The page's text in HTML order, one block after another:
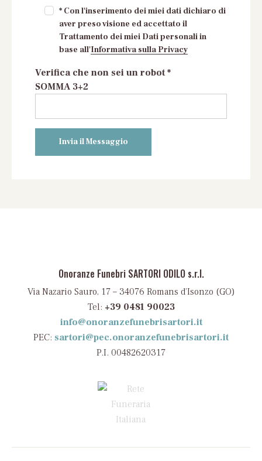
* Con l'inserimento dei miei dati dichiaro di
aver preso visione ed accettato il
Trattamento dei miei Dati personali in
base all'Informativa sulla Privacy
Verifica che non sei un robot *
SOMMA 3+2
Onoranze Funebri SARTORI ODILO s.r.l.
Via Nazario Sauro, 17 – 34076 Romans d’Isonzo (GO)
Tel: +39 0481 90023
info@onoranzefunebrisartori.it
PEC: sartori@pec.onoranzefunebrisartori.it
P.I. 00482620317